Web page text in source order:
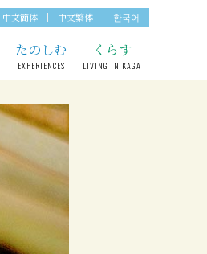
中文簡体 中文繁体 한국어
たのしむ
EXPERIENCES
くらす
LIVING IN KAGA